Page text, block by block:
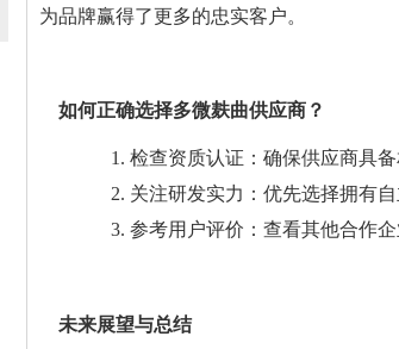
为品牌赢得了更多的忠实客户。
如何正确选择多微麸曲供应商？
1. 检查资质认证：确保供应商具
2. 关注研发实力：优先选择拥有
3. 参考用户评价：查看其他合作
未来展望与总结